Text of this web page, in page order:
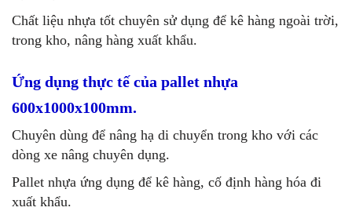
Chất liệu nhựa tốt chuyên sử dụng để kê hàng ngoài trời,
trong kho, nâng hàng xuất khẩu.
Ứng dụng thực tế của pallet nhựa
600x1000x100mm.
Chuyên dùng để nâng hạ di chuyển trong kho với các
dòng xe nâng chuyên dụng.
Pallet nhựa ứng dụng để kê hàng, cố định hàng hóa đi
xuất khẩu.